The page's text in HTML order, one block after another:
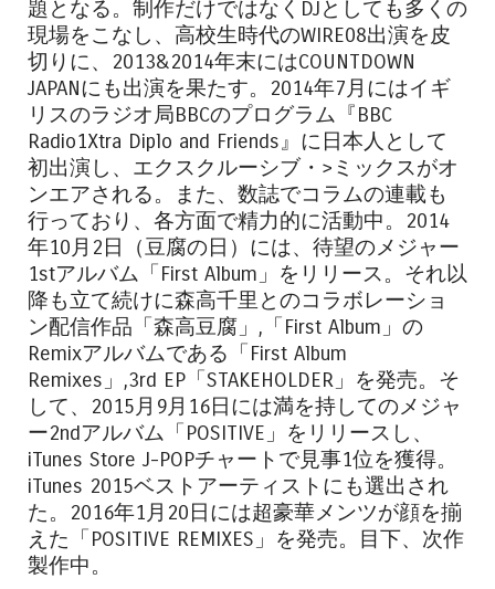
題となる。制作だけではなくDJとしても多くの
現場をこなし、高校生時代のWIRE08出演を皮
切りに、2013&2014年末にはCOUNTDOWN
JAPANにも出演を果たす。2014年7月にはイギ
リスのラジオ局BBCのプログラム『BBC
Radio1Xtra Diplo and Friends』に日本人として
初出演し、エクスクルーシブ・>ミックスがオ
ンエアされる。また、数誌でコラムの連載も
行っており、各方面で精力的に活動中。2014
年10月2日（豆腐の日）には、待望のメジャー
1stアルバム「First Album」をリリース。それ以
降も立て続けに森高千里とのコラボレーショ
ン配信作品「森高豆腐」,「First Album」の
Remixアルバムである「First Album
Remixes」,3rd EP「STAKEHOLDER」を発売。そ
して、2015月9月16日には満を持してのメジャ
ー2ndアルバム「POSITIVE」をリリースし、
iTunes Store J-POPチャートで見事1位を獲得。
iTunes 2015ベストアーティストにも選出され
た。2016年1月20日には超豪華メンツが顔を揃
えた「POSITIVE REMIXES」を発売。目下、次作
製作中。